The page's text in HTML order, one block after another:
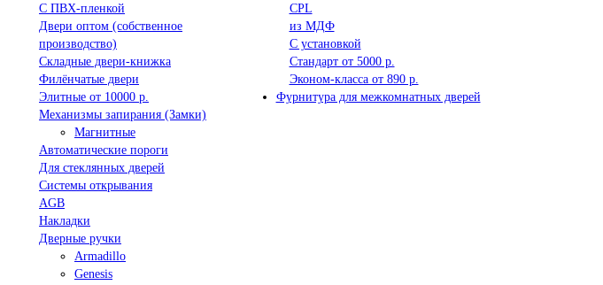
C ПВХ-пленкой
CPL
Двери оптом (собственное
производство)
из МДФ
С установкой
Складные двери-книжка
Стандарт от 5000 р.
Филёнчатые двери
Эконом-класса от 890 р.
Элитные от 10000 р.
Фурнитура для межкомнатных дверей
Механизмы запирания (Замки)
Магнитные
Автоматические пороги
Для стеклянных дверей
Системы открывания
AGB
Накладки
Дверные ручки
Armadillo
Genesis